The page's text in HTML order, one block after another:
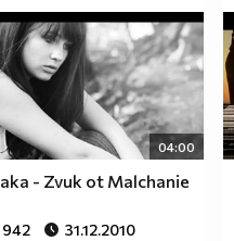
04:00
- Zvuk ot Malchanie
942 31.12.2010